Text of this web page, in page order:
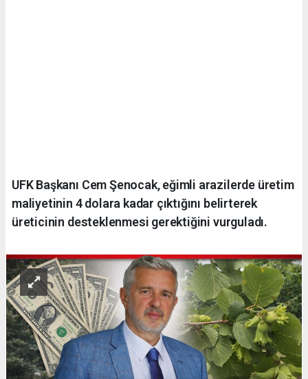
UFK Başkanı Cem Şenocak, eğimli arazilerde üretim
maliyetinin 4 dolara kadar çıktığını belirterek
üreticinin desteklenmesi gerektiğini vurguladı.